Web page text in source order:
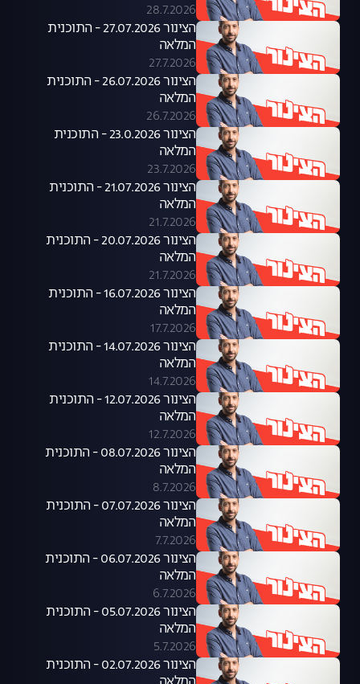
28.7.2026
הצינור 27.07.2026 - התוכנית
המלאה
27.7.2026
הצינור 26.07.2026 - התוכנית
המלאה
26.7.2026
הצינור 23.0.2026 - התוכנית
המלאה
23.7.2026
הצינור 21.07.2026 - התוכנית
המלאה
21.7.2026
הצינור 20.07.2026 - התוכנית
המלאה
21.7.2026
הצינור 16.07.2026 - התוכנית
המלאה
17.7.2026
הצינור 14.07.2026 - התוכנית
המלאה
14.7.2026
הצינור 12.07.2026 - התוכנית
המלאה
12.7.2026
הצינור 08.07.2026 - התוכנית
המלאה
8.7.2026
הצינור 07.07.2026 - התוכנית
המלאה
7.7.2026
הצינור 06.07.2026 - התוכנית
המלאה
6.7.2026
הצינור 05.07.2026 - התוכנית
המלאה
5.7.2026
הצינור 02.07.2026 - התוכנית